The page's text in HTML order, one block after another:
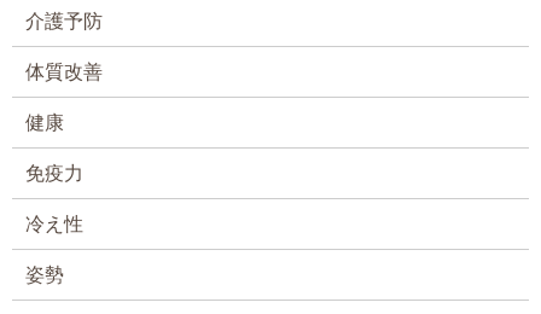
介護予防
体質改善
健康
免疫力
冷え性
姿勢